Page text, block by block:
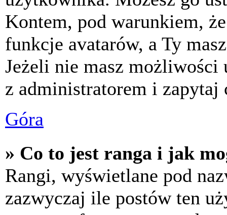
Kontem, pod warunkiem,
funkcje avatarów, a Ty
Jeżeli nie masz możliwości
z administratorem i zapytaj
Góra
» Co to jest ranga i jak
Rangi, wyświetlane pod
zazwyczaj ile postów ten